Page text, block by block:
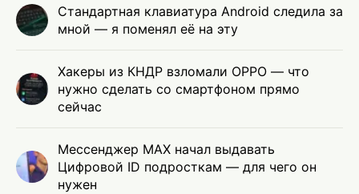
Стандартная клавиатура Android следила за
мной — я поменял её на эту
Хакеры из КНДР взломали OPPO — что
нужно сделать со смартфоном прямо
сейчас
Мессенджер MAX начал выдавать
Цифровой ID подросткам — для чего он
нужен